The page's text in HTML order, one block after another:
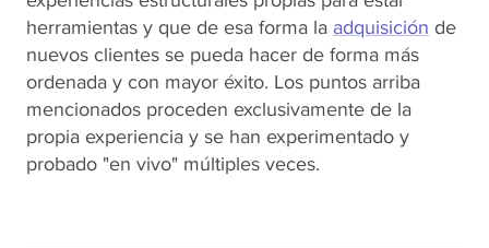
herramientas y que de esa forma la adquisición de
nuevos clientes se pueda hacer de forma más
ordenada y con mayor éxito. Los puntos arriba
mencionados proceden exclusivamente de la
propia experiencia y se han experimentado y
probado "en vivo" múltiples veces.